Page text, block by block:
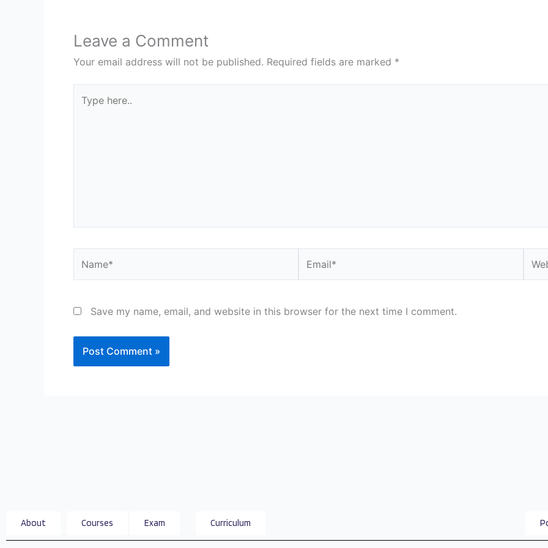
Leave a Comment
Your email address will not be published. Required fields are marked *
here..
Save my name, email, and website in this browser for the next time I comment.
About Courses Exam Curriculum